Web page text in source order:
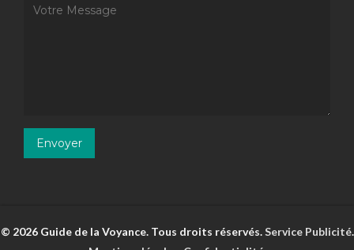
© 2026 Guide de la Voyance. Tous droits réservés.Service Publicité.